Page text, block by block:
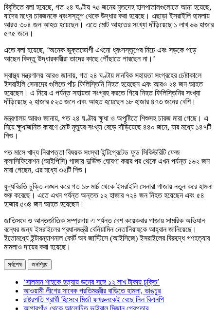
বিবৃতিতে বলা হয়েছে, গত ২৪ ঘণ্টায় ৭৫ জনের মৃতদেহ হাসপাতালগুলোতে আনা হয়েছে,
যাদের মধ্যে চারজনকে ধ্বংসস্তূপ থেকে উদ্ধার করা হয়েছে। এছাড়া ইসরাইলি হামলায়
আরও ৩০৪ জন আহত হয়েছেন। এতে মোট আহতের সংখ্যা দাঁড়িয়েছে ১ লাখ ৬৬ হাজার
৫৭৫ জনে।
এতে বলা হয়েছে, ‘অনেক ভুক্তভোগী এখনো ধ্বংসস্তূপের নিচে এবং সড়কে পড়ে
আছেন কিন্তু উদ্ধারকারীরা তাদের কাছে পৌঁছাতে পারছেন না।’
স্বাস্থ্য মন্ত্রণালয় আরও জানায়, গত ২৪ ঘণ্টায় মানবিক সহায়তা সংগ্রহের চেষ্টাকালে
ইসরাইলি সেনাদের গুলিতে পাঁচ ফিলিস্তিনি নিহত হয়েছেন এবং আরও ২৪ জন আহত
হয়েছেন। এ নিয়ে এ পর্যন্ত সহায়তা সংগ্রহ করতে গিয়ে নিহত ফিলিস্তিনির সংখ্যা
দাঁড়িয়েছে ২ হাজার ৫২৩ জনে এবং আহত হয়েছেন ১৮ হাজার ৪৭৩ জনের বেশি।
মন্ত্রণালয় আরও জানায়, গত ২৪ ঘণ্টায় ক্ষুধা ও অপুষ্টিতে শিশুসহ চারজ মারা গেছে। এ
নিয়ে ক্ষুধাজনিত কারণে মোট মৃত্যুর সংখ্যা বেড়ে দাঁড়িয়েছে ৪৪০ জনে, যার মধ্যে ১৪৭টি
শিশু।
গত মাসে খাদ্য নিরাপত্তা বিষয়ক সংস্থা ইন্টিগ্রেটেড ফুড সিকিউরিটি ফেজ
ক্লাসিফিকেশন (আইপিসি) গাজায় দুর্ভিক্ষ ঘোষণা করার পর থেকে এখন পর্যন্ত ১৬২ জন
মারা গেছেন, এর মধ্যে ৩২টি শিশু।
যুদ্ধবিরতি চুক্তি লঙ্ঘন করে গত ১৮ মার্চ থেকে ইসরাইলি সেনারা গাজায় নতুন করে হামলা
শুরু করেছে। এতে এখন পর্যন্ত অন্তত ১২ হাজার ৭২৪ জন নিহত হয়েছেন এবং ৫৪
হাজার ৫৩৪ জন আহত হয়েছেন।
জাতিসংঘ ও আন্তর্জাতিক সম্প্রদায় এ পর্যন্ত বেশ কয়েকবার গাজায় সামরিক অভিযান
বন্ধের জন্য ইসরাইলের প্রধানমন্ত্রী বেনিয়ামিন নেতানিয়াহুকে আহ্বান জানিয়েছে।
ইতোমধ্যে ইন্টারন্যাশনাল কোর্ট অব জাস্টিসে (আইসিজে) ইসরাইলের বিরুদ্ধে গণহত্যার
মামলাও দায়ের করা হয়েছে।
সর্বশেষ জনপ্রিয়
‘সালমান শাহকে হত্যায় ডনের সঙ্গে ১২ লাখ টাকায় চুক্তি’
আওয়ামী লীগের সাবেক প্রতিমন্ত্রীর বাড়িতে হামলা, ভাঙচুর
রাষ্ট্রপতি প্রার্থী হিসেবে মির্জা ফখরুলকেই বেছে নিল বিএনপি
আগারগাঁও থেকে আলোচিত ভাইরাল মিজান গ্রেপ্তার